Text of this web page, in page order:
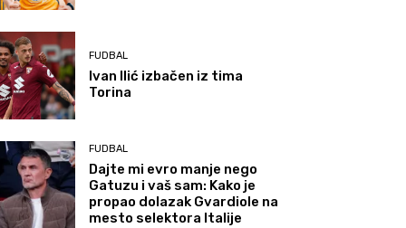
FUDBAL
Ivan Ilić izbačen iz tima
Torina
FUDBAL
Dajte mi evro manje nego
Gatuzu i vaš sam: Kako je
propao dolazak Gvardiole na
mesto selektora Italije